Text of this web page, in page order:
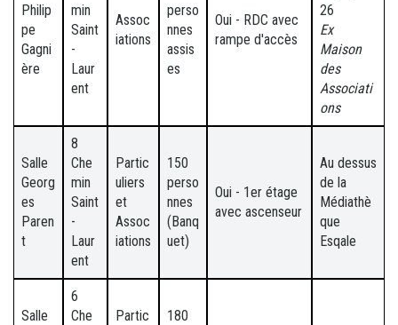
Philip
pe
Gagni
ère
min
Saint
-
Laur
ent
Assoc
iations
perso
nnes
assis
es
Oui - RDC avec
rampe d'accès
26
Ex
Maison
des
Associati
ons
Salle
Georg
es
Paren
t
8
Che
min
Saint
-
Laur
ent
Partic
uliers
et
Assoc
iations
150
perso
nnes
(Banq
uet)
Oui - 1er étage
avec ascenseur
Au dessus
de la
Médiathè
que
Esqale
Salle
6
Che
Partic
180